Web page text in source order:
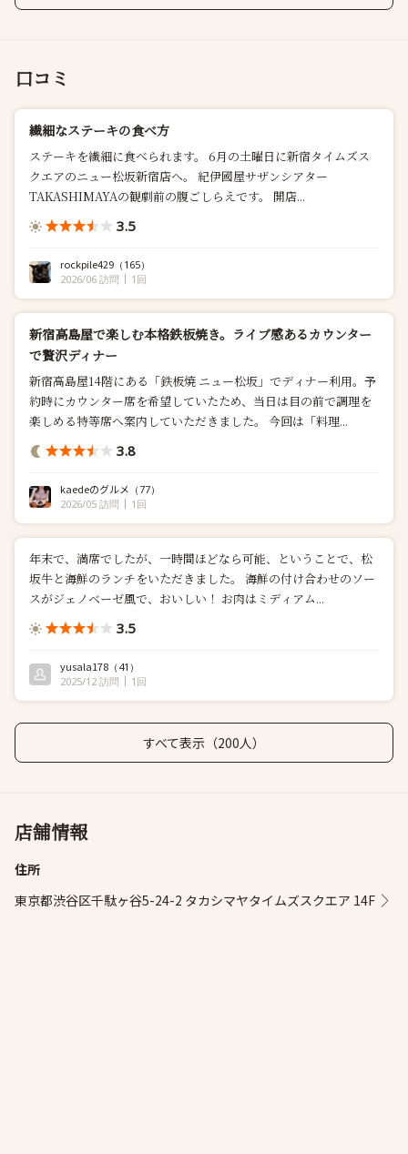
口コミ
繊細なステーキの食べ方
ステーキを繊細に食べられます。 6月の土曜日に新宿タイムズス
クエアのニュー松坂新宿店へ。 紀伊國屋サザンシアター
TAKASHIMAYAの観劇前の腹ごしらえです。 開店...
3.5
rockpile429 （165）
2026/06 訪問
1回
新宿高島屋で楽しむ本格鉄板焼き。ライブ感あるカウンター
で贅沢ディナー
新宿高島屋14階にある「鉄板焼 ニュー松坂」でディナー利用。予
約時にカウンター席を希望していたため、当日は目の前で調理を
楽しめる特等席へ案内していただきました。 今回は「料理...
3.8
kaedeのグルメ （77）
2026/05 訪問
1回
年末で、満席でしたが、一時間ほどなら可能、ということで、松
坂牛と海鮮のランチをいただきました。 海鮮の付け合わせのソー
スがジェノベーゼ風で、おいしい！ お肉はミディアム...
3.5
yusala178 （41）
2025/12 訪問
1回
すべて表示（200人）
店舗情報
住所
東京都渋谷区千駄ヶ谷5-24-2 タカシマヤタイムズスクエア 14F